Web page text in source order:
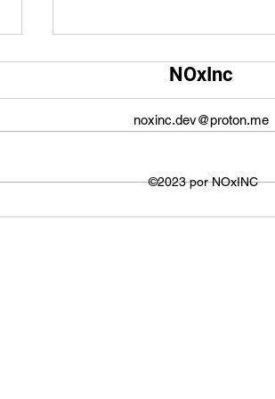
Qual é o tamanho da tela do
O tamanho da tela do YouTube
utilizada para visualizar os
NOxInc
noxinc.dev@proton.me
©2023 por NOxINC